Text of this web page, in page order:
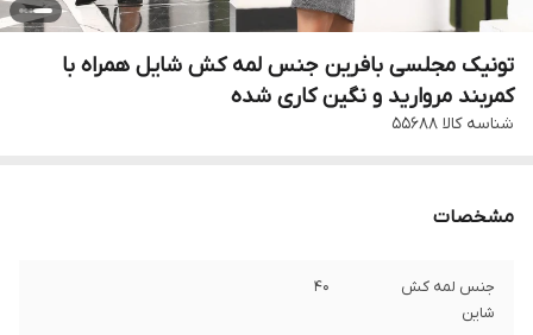
تونیک مجلسی بافرین جنس لمه کش شایل همراه با
کمربند مروارید و نگین کاری شده
شناسه کالا ۵۵۶۸۸
مشخصات
جنس لمه کش
شاین
۴۰